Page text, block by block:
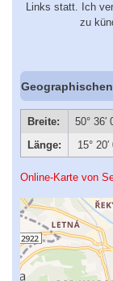
Links statt. Ich
zu
Breite:
50° 36′
Länge:
15°
Online-Karte von